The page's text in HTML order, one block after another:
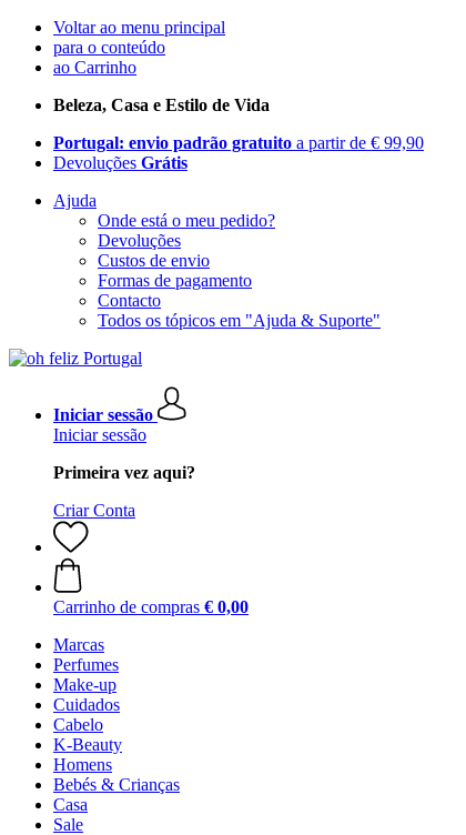
Voltar ao menu principal
para o conteúdo
ao Carrinho
Beleza, Casa e Estilo de Vida
Portugal: envio padrão gratuito a partir de € 99,90
Devoluções Grátis
Ajuda
Onde está o meu pedido?
Devoluções
Custos de envio
Formas de pagamento
Contacto
Todos os tópicos em "Ajuda & Suporte"
Iniciar sessão
Iniciar sessão
Primeira vez aqui?
Criar Conta
Carrinho de compras € 0,00
Marcas
Perfumes
Make-up
Cuidados
Cabelo
K-Beauty
Homens
Bebés & Crianças
Casa
Sale